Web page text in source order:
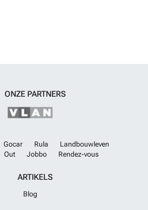
ONZE PARTNERS
Gocar Rula
Landbouwleven
Out Jobbo Rendez-vous
ARTIKELS
Blog